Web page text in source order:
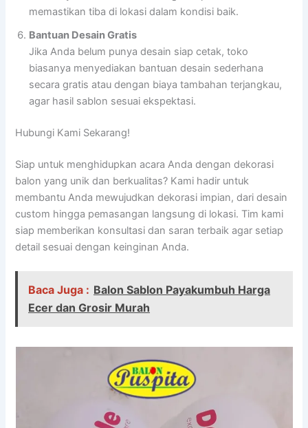
memastikan tiba di lokasi dalam kondisi baik.
Bantuan Desain Gratis
Jika Anda belum punya desain siap cetak, toko
biasanya menyediakan bantuan desain sederhana
secara gratis atau dengan biaya tambahan terjangkau,
agar hasil sablon sesuai ekspektasi.
Hubungi Kami Sekarang!
Siap untuk menghidupkan acara Anda dengan dekorasi
balon yang unik dan berkualitas? Kami hadir untuk
membantu Anda mewujudkan dekorasi impian, dari desain
custom hingga pemasangan langsung di lokasi. Tim kami
siap memberikan konsultasi dan saran terbaik agar setiap
detail sesuai dengan keinginan Anda.
Baca Juga : Balon Sablon Payakumbuh Harga
Ecer dan Grosir Murah